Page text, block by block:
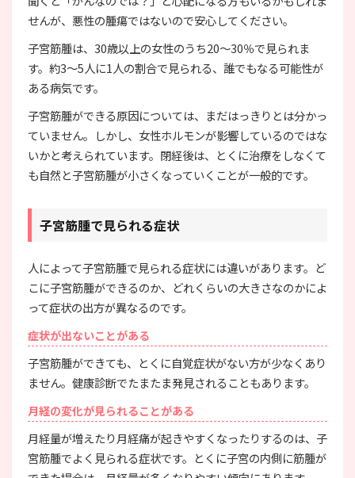
せんが、悪性の腫瘍ではないので安心してください。
子宮筋腫は、30歳以上の女性のうち20～30％で見られま
す。約3～5人に1人の割合で見られる、誰でもなる可能性が
ある病気です。
子宮筋腫ができる原因については、まだはっきりとは分かっ
ていません。しかし、女性ホルモンが影響しているのではな
いかと考えられています。閉経後は、とくに治療をしなくて
も自然と子宮筋腫が小さくなっていくことが一般的です。
子宮筋腫で見られる症状
人によって子宮筋腫で見られる症状には違いがあります。ど
こに子宮筋腫ができるのか、どれくらいの大きさなのかによ
って症状の出方が異なるのです。
症状が出ないことがある
子宮筋腫ができても、とくに自覚症状がない方が少なくあり
ません。健康診断でたまたま発見されることもあります。
月経の変化が見られることがある
月経量が増えたり月経痛が起きやすくなったりするのは、子
宮筋腫でよく見られる症状です。とくに子宮の内側に筋腫が